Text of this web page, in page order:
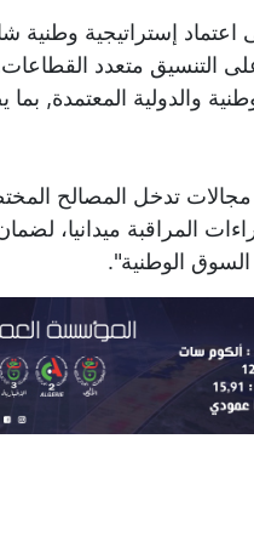
إستراتيجية وطنية
التنسيق متعدد
والدولية
تدخل المصالح
المراقبة ميدانيا،
الوطنية".